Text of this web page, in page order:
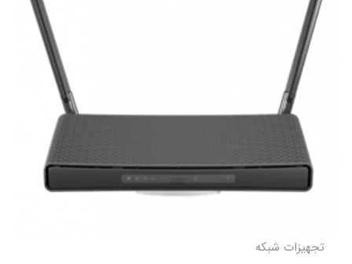
تجهیزات شبکه